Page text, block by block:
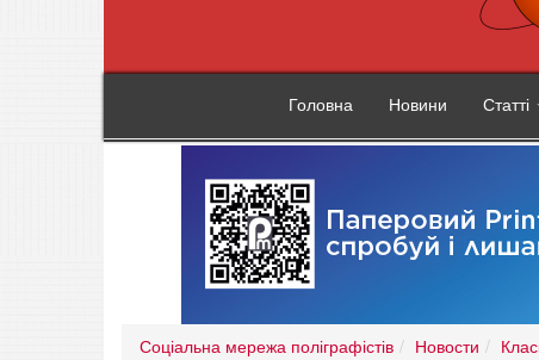
Головна Новини Статті
Соціальна мережа поліграфістів Новости